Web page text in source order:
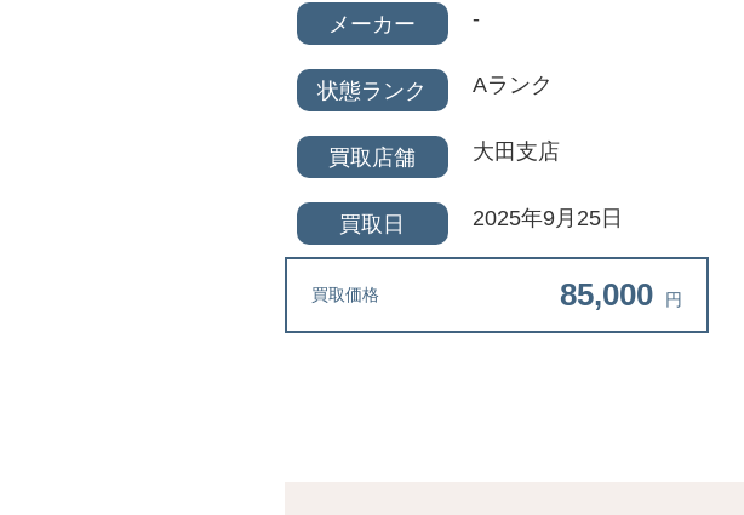
メーカー -
状態ランク Aランク
買取店舗 大田支店
買取日 2025年9月25日
買取価格 85,000 円